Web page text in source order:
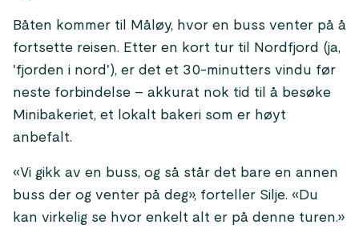
Båten kommer til Måløy, hvor en buss venter på å
fortsette reisen. Etter en kort tur til Nordfjord (ja,
'fjorden i nord'), er det et 30-minutters vindu før
neste forbindelse – akkurat nok tid til å besøke
Minibakeriet, et lokalt bakeri som er høyt
anbefalt.
«Vi gikk av en buss, og så står det bare en annen
buss der og venter på deg», forteller Silje. «Du
kan virkelig se hvor enkelt alt er på denne turen.»